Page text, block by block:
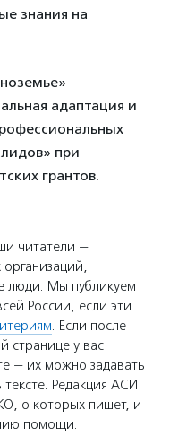
знания на
адаптация и
при
грантов.
читатели —
люди. Мы публикуем
России, если эти
. Если после
странице у вас
— их можно задавать
Редакция АСИ
о которых пишет, и
помощи.